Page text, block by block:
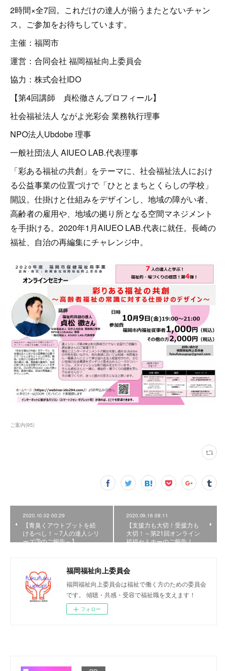
2時間×全7回。これだけの達人が揃うまたとないチャン
ス。ご参加をお待ちしています。
主催：福岡市
運営：合同会社 福岡福祉向上委員会
協力：株式会社IDO
【第4回講師 貞松徹さんプロフィール】
社会福祉法人 ながよ光彩会 業務執行理事
NPO法人Ubdobe 理事
一般社団法人 AIUEO LAB.代表理事
「彩ある福祉の共創」をテーマに、社会福祉法人におけ
る公益事業の位置づけで「ひととまちとくらしの学校」
開設。仕掛けと仕組みをデザインし、地域の障がい者、
高齢者の雇用や、地域の拠り所となる空間マネジメント
を手掛ける。2020年1月AIUEO LAB.代表に就任。長崎の
福祉、自治の再編集にチャレンジ中。
ご案内(95)
2020.10.02 00:29
【青臭くアウトプットを続
けるべし！～7人の達人シリ
ーズ③のご報告～】
2020.09.16 08:11
【支援力も大切！受援力も
大切！～第21回オンライン
福福セミナーのご報告！…
福岡福祉向上委員会
福岡福祉向上委員会は福祉で働く方のための委員会
です。 傾聴・共感・受容で福祉職を支えます！
フォロー